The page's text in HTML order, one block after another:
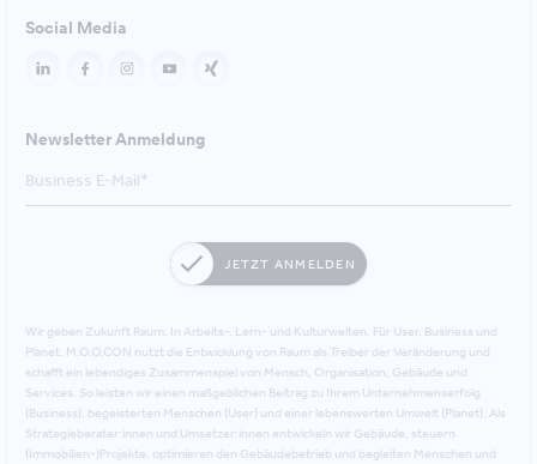
Social Media
Newsletter Anmeldung
JETZT ANMELDEN
Wir geben Zukunft Raum. In Arbeits-, Lern- und Kulturwelten. Für User, Business und
Planet. M.O.O.CON nutzt die Entwicklung von Raum als Treiber der Veränderung und
schafft ein lebendiges Zusammenspiel von Mensch, Organisation, Gebäude und
Services. So leisten wir einen maßgeblichen Beitrag zu Ihrem Unternehmenserfolg
(Business), begeisterten Menschen (User) und einer lebenswerten Umwelt (Planet). Als
Strategieberater:innen und Umsetzer:innen entwickeln wir Gebäude, steuern
(Immobilien-)Projekte, optimieren den Gebäudebetrieb und begleiten Menschen und